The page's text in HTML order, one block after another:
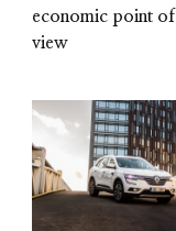
economic point of
view